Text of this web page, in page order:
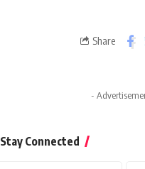
Share
-
Stay Connected